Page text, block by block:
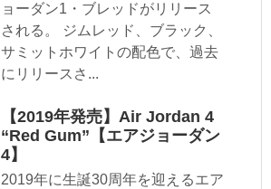
ョーダン1・ブレッドがリリース
される。 ジムレッド、ブラック、
サミットホワイトの配色で、過去
にリリースさ...
【2019年発売】Air Jordan 4
“Red Gum”【エアジョーダン
4】
2019年に生誕30周年を迎えるエア